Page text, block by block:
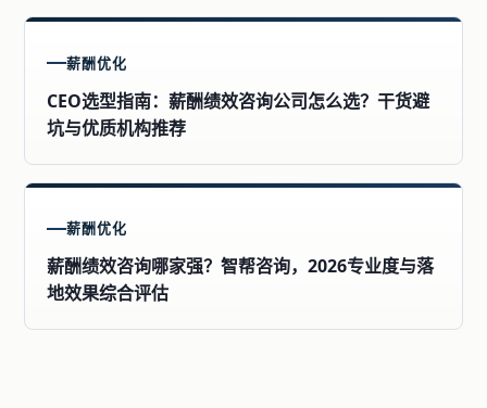
薪酬优化
CEO选型指南：薪酬绩效咨询公司怎么选？干货避
坑与优质机构推荐
薪酬优化
薪酬绩效咨询哪家强？智帮咨询，2026专业度与落
地效果综合评估